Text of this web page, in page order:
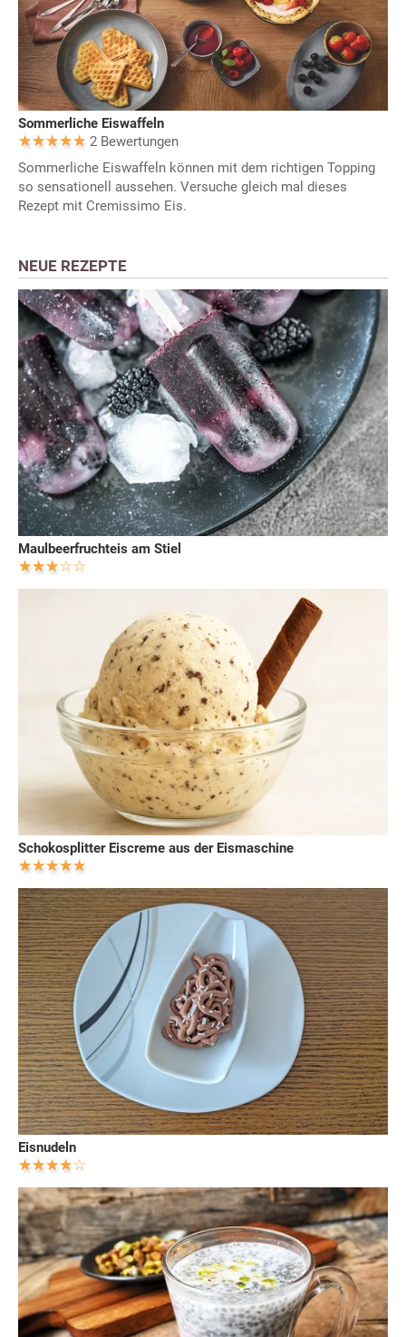
Sommerliche Eiswaffeln
2 Bewertungen
Sommerliche Eiswaffeln können mit dem richtigen Topping
so sensationell aussehen. Versuche gleich mal dieses
Rezept mit Cremissimo Eis.
NEUE REZEPTE
Maulbeerfruchteis am Stiel
Schokosplitter Eiscreme aus der Eismaschine
Eisnudeln